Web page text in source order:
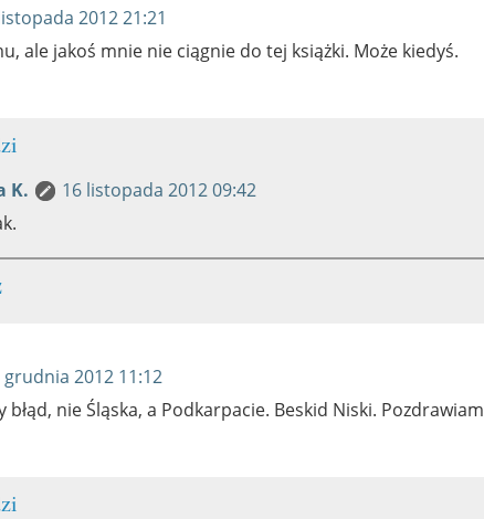
2012 21:21
ale jakoś mnie nie ciągnie do tej książki. Może kiedyś.
K.
16 listopada 2012 09:42
grudnia 2012 11:12
błąd, nie Śląska, a Podkarpacie. Beskid Niski. Pozdrawiam